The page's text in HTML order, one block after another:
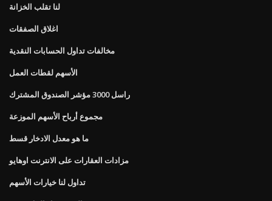
لنا تقلب الخزانة
اغلاق الصفقات
مخالفات تداول الحسابات النقدية
الأسهم لقطات العمل
راسل 3000 مؤشر الصندوق المشترك
مجموع أرباح الأسهم الموزعة
ما هو معدل الادخار قسط
مزادات العقارات على الانترنت اوهايو
تداول لنا خيارات الأسهم